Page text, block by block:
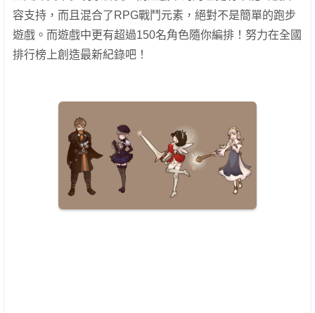
容支持，而且混合了RPG戰鬥元素，絕對不是簡單的跑步
遊戲。而遊戲中更有超過150名角色隨你編排！努力在全國
排行榜上創造最新紀錄吧！